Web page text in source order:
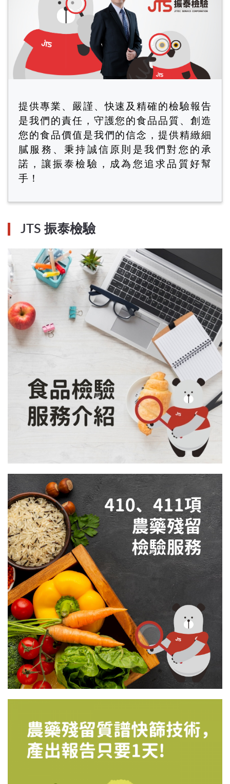
提供專業、嚴謹、快速及精確的檢驗報告
是我們的責任，守護您的食品品質、創造
您的食品價值是我們的信念，提供精緻細
膩服務、秉持誠信原則是我們對您的承
諾，讓振泰檢驗，成為您追求品質好幫
手！
JTS 振泰檢驗